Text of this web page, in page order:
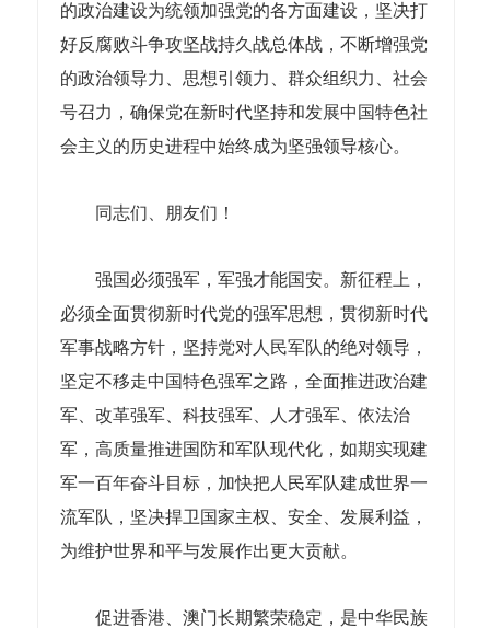
的政治建设为统领加强党的各方面建设，坚决打
好反腐败斗争攻坚战持久战总体战，不断增强党
的政治领导力、思想引领力、群众组织力、社会
号召力，确保党在新时代坚持和发展中国特色社
会主义的历史进程中始终成为坚强领导核心。
同志们、朋友们！
强国必须强军，军强才能国安。新征程上，
必须全面贯彻新时代党的强军思想，贯彻新时代
军事战略方针，坚持党对人民军队的绝对领导，
坚定不移走中国特色强军之路，全面推进政治建
军、改革强军、科技强军、人才强军、依法治
军，高质量推进国防和军队现代化，如期实现建
军一百年奋斗目标，加快把人民军队建成世界一
流军队，坚决捍卫国家主权、安全、发展利益，
为维护世界和平与发展作出更大贡献。
促进香港、澳门长期繁荣稳定，是中华民族